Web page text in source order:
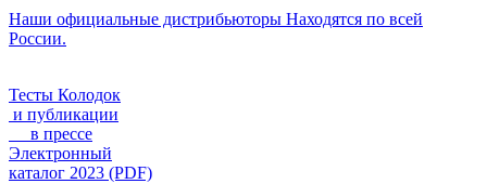
Наши официальные дистрибьюторы Находятся по всей
России.
Тесты Колодок
и публикации
в прессе
Электронный
каталог 2023 (PDF)